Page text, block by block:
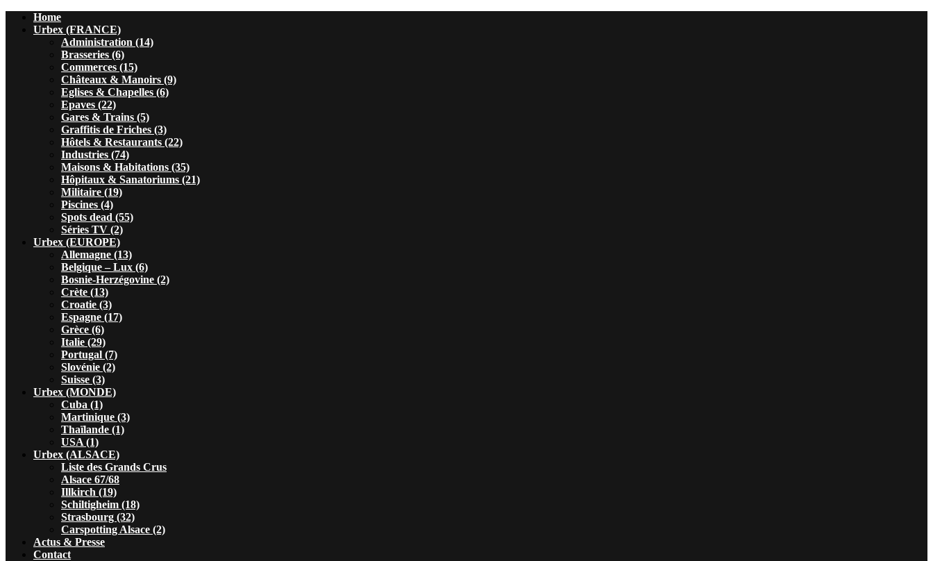
Home
Urbex (FRANCE)
Administration (14)
Brasseries (6)
Commerces (15)
Châteaux & Manoirs (9)
Eglises & Chapelles (6)
Epaves (22)
Gares & Trains (5)
Graffitis de Friches (3)
Hôtels & Restaurants (22)
Industries (74)
Maisons & Habitations (35)
Hôpitaux & Sanatoriums (21)
Militaire (19)
Piscines (4)
Spots dead (55)
Séries TV (2)
Urbex (EUROPE)
Allemagne (13)
Belgique – Lux (6)
Bosnie-Herzégovine (2)
Crète (13)
Croatie (3)
Espagne (17)
Grèce (6)
Italie (29)
Portugal (7)
Slovénie (2)
Suisse (3)
Urbex (MONDE)
Cuba (1)
Martinique (3)
Thaïlande (1)
USA (1)
Urbex (ALSACE)
Liste des Grands Crus
Alsace 67/68
Illkirch (19)
Schiltigheim (18)
Strasbourg (32)
Carspotting Alsace (2)
Actus & Presse
Contact